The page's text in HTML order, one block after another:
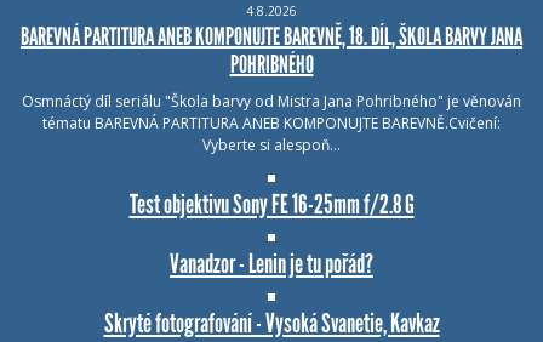
4.8.2026
BAREVNÁ PARTITURA ANEB KOMPONUJTE BAREVNĚ, 18. DÍL, ŠKOLA BARVY JANA
POHRIBNÉHO
Osmnáctý díl seriálu "Škola barvy od Mistra Jana Pohribného" je věnován
tématu BAREVNÁ PARTITURA ANEB KOMPONUJTE BAREVNĚ.Cvičení:
Vyberte si alespoň…
Test objektivu Sony FE 16-25mm f/2.8 G
Vanadzor - Lenin je tu pořád?
Skryté fotografování - Vysoká Svanetie, Kavkaz